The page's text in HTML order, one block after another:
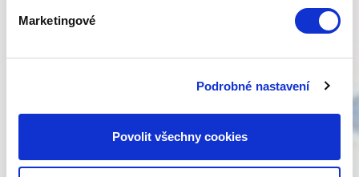
Marketingové
Podrobné nastavení
Povolit všechny cookies
Datové sítě
firmy, organizace, zdravotnická zařízení, školy i
domácností. S touto činností máme zkušenosti několik